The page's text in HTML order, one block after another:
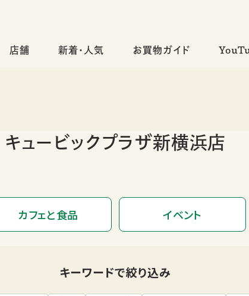
店舗 新着・人気 お買物ガイド
キュービックプラザ新横浜店
カフェと食品 イベント
キーワードで絞り込み